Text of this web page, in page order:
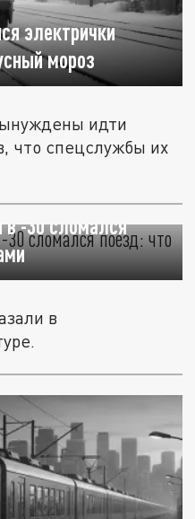
электрички
мороз
идти
что спецслужбы их
в -30 сломался
в